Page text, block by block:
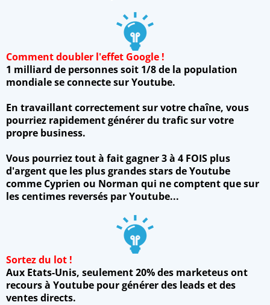
Comment doubler l'effet Google !
1 milliard de personnes soit 1/8 de la population
mondiale se connecte sur Youtube.
En travaillant correctement sur votre chaîne, vous
pourriez rapidement générer du trafic sur votre
propre business.
Vous pourriez tout à fait gagner 3 à 4 FOIS plus
d'argent que les plus grandes stars de Youtube
comme Cyprien ou Norman qui ne comptent que sur
les centimes reversés par Youtube...
Sortez du lot !
Aux Etats-Unis, seulement 20% des marketeus ont
recours à Youtube pour générer des leads et des
ventes directs.